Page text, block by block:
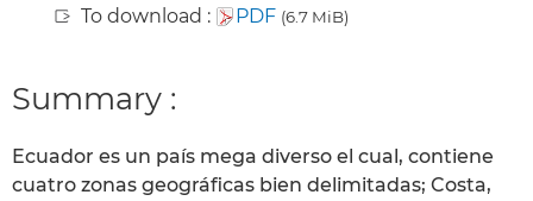
To download :
PDF (6.7 MiB)
Summary :
Ecuador es un país mega diverso el cual, contiene
cuatro zonas geográficas bien delimitadas; Costa,